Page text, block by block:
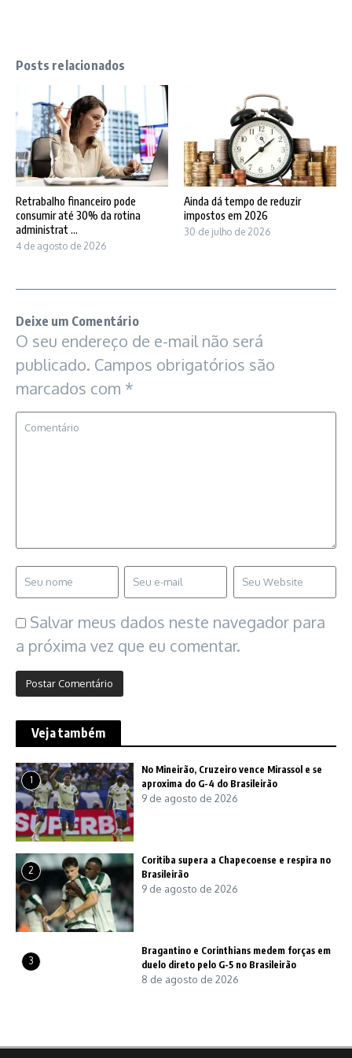
Posts relacionados
Retrabalho financeiro pode
consumir até 30% da rotina
administrat ...
4 de agosto de 2026
Ainda dá tempo de reduzir
impostos em 2026
30 de julho de 2026
Deixe um Comentário
O seu endereço de e-mail não será
publicado. Campos obrigatórios são
marcados com *
Salvar meus dados neste navegador para
a próxima vez que eu comentar.
Veja também
1
No Mineirão, Cruzeiro vence Mirassol e se
aproxima do G-4 do Brasileirão
9 de agosto de 2026
2
Coritiba supera a Chapecoense e respira no
Brasileirão
9 de agosto de 2026
3
Bragantino e Corinthians medem forças em
duelo direto pelo G-5 no Brasileirão
8 de agosto de 2026